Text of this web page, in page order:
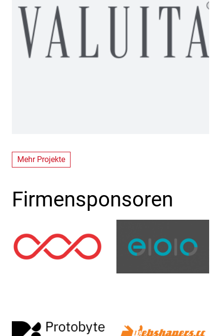
Mehr Projekte
Firmensponsoren